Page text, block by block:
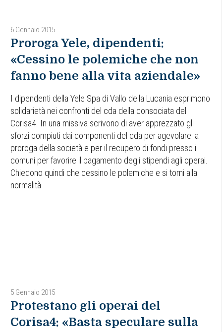
6 Gennaio 2015
Proroga Yele, dipendenti:
«Cessino le polemiche che non
fanno bene alla vita aziendale»
I dipendenti della Yele Spa di Vallo della Lucania esprimono
solidarietà nei confronti del cda della consociata del
Corisa4. In una missiva scrivono di aver apprezzato gli
sforzi compiuti dai componenti del cda per agevolare la
proroga della società e per il recupero di fondi presso i
comuni per favorire il pagamento degli stipendi agli operai.
Chiedono quindi che cessino le polemiche e si torni alla
normalità
5 Gennaio 2015
Protestano gli operai del
Corisa4: «Basta speculare sulla